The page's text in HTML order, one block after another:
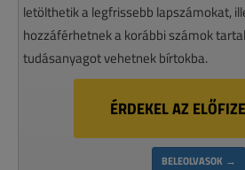
letölthetik a legfrissebb lapszámokat,
hozzáférhetnek a korábbi számok
tudásanyagot vehetnek bírtokba.
ÉRDEKEL AZ
BELEOLVASOK →